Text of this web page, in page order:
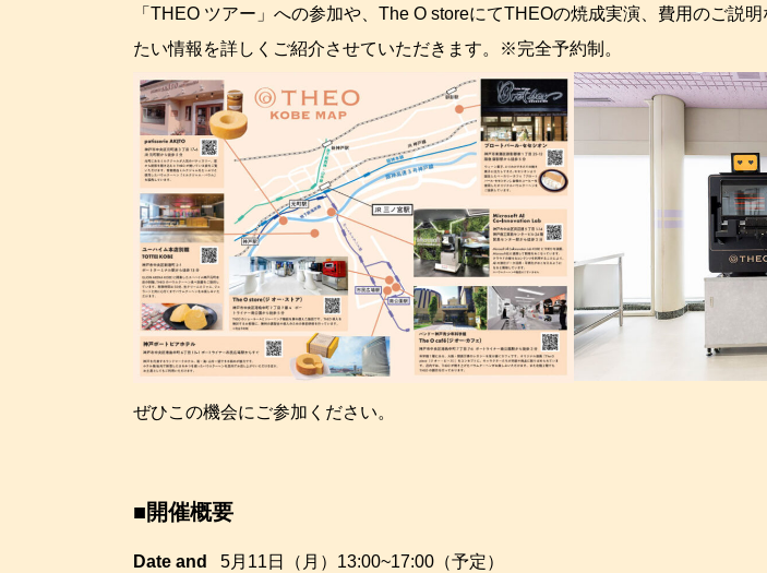
「THEO ツアー」への参加や、The O storeにてTHEOの焼成実演、費用のご説
たい情報を詳しくご紹介させていただきます。※完全予約制。
ぜひこの機会にご参加ください。
■開催概要
Date and
5月11日（月）13:00~17:00（予定）